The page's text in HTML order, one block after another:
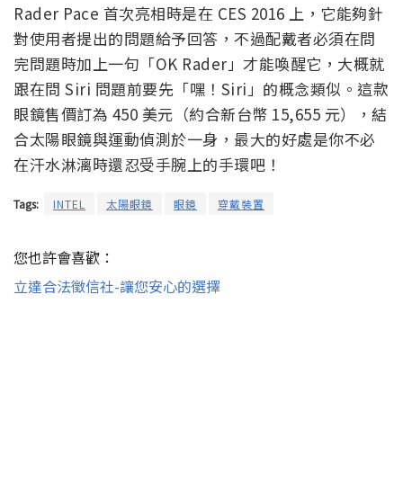
Rader Pace 首次亮相時是在 CES 2016 上，它能夠針
對使用者提出的問題給予回答，不過配戴者必須在問
完問題時加上一句「OK Rader」才能喚醒它，大概就
跟在問 Siri 問題前要先「嘿！Siri」的概念類似。這款
眼鏡售價訂為 450 美元（約合新台幣 15,655 元），結
合太陽眼鏡與運動偵測於一身，最大的好處是你不必
在汗水淋漓時還忍受手腕上的手環吧！
Tags: INTEL 太陽眼鏡 眼鏡 穿戴裝置
您也許會喜歡：
立達合法徵信社-讓您安心的選擇